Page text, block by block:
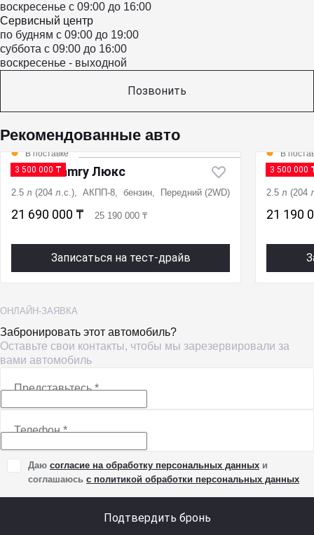
воскресенье с 09:00 до 16:00
Сервисный центр
по будням с 09:00 до 19:00
суббота с 09:00 до 16:00
воскресенье - выходной
Позвонить
Рекомендованные авто
3 500 000 ₸
В поставке
Новая Camry Люкс
2.5 л (204 л.с.), АКПП-8, бензин, Передний (2WD)
21 690 000 ₸ 25 190 000 ₸
Записаться на тест-драйв
3 500 000
В
Новая
2.5 л (204
21 190
ОНЛАЙН-ЗАЯВКА
Забронировать этот автомобиль?
Оставьте свои контакты, чтобы мы зарезервировали за
вами автомобиль
Представьтесь*
Телефон*
Даю согласие на обработку персональных данных и
соглашаюсь с политикой обработки персональных данных
Подтвердить бронь